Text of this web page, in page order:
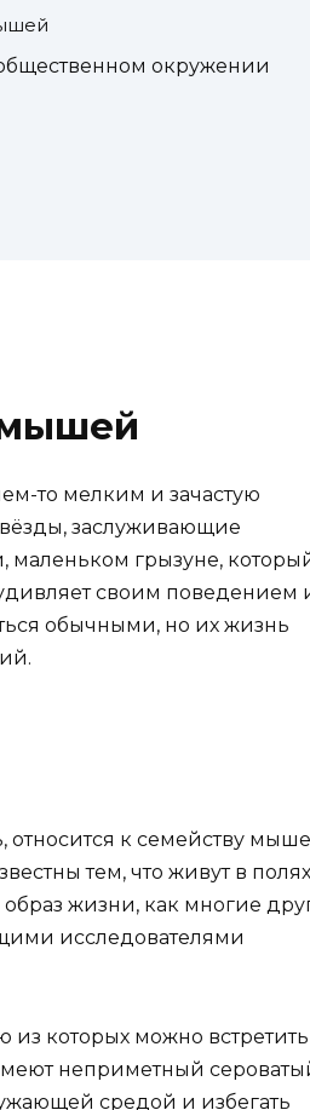
окружении
то мелким и зачастую
заслуживающие
грызуне,
своим поведением
обычными, но их жизнь
к семейству
тем, что живут в
образ жизни, как многие
исследователями
которых можно
неприметный
средой и избегать